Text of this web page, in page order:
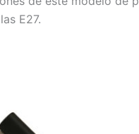
E27.